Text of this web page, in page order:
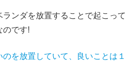
ランダを放置することで起こって
のです!
を放置していて、良いことは１